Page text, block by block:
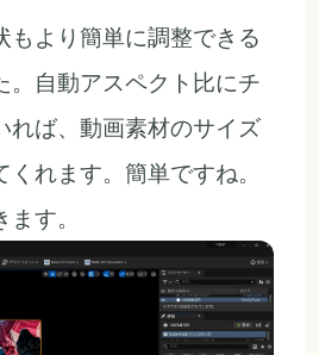
もより簡単に調整できる
。自動アスペクト比にチ
れば、動画素材のサイズ
れます。簡単ですね。
す。